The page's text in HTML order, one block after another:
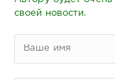
своей новости.